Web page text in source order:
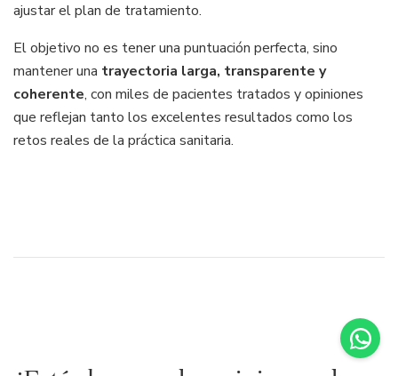
ajustar el plan de tratamiento.
El objetivo no es tener una puntuación perfecta, sino
mantener una trayectoria larga, transparente y
coherente, con miles de pacientes tratados y opiniones
que reflejan tanto los excelentes resultados como los
retos reales de la práctica sanitaria.